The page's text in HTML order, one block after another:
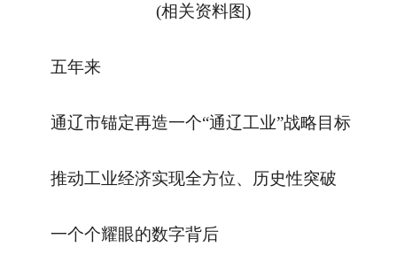
(相关资料图)
五年来
通辽市锚定再造一个“通辽工业”战略目标
推动工业经济实现全方位、历史性突破
一个个耀眼的数字背后